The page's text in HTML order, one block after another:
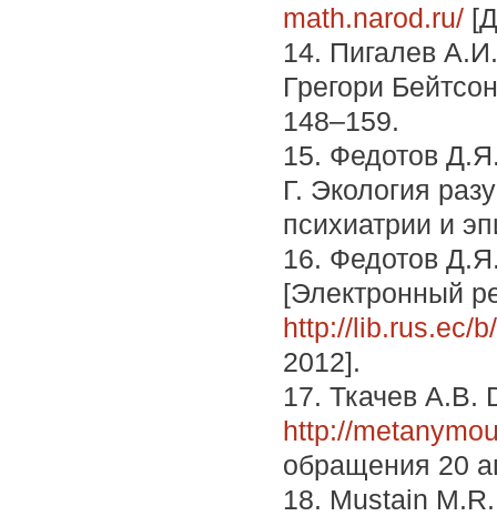
math.narod.ru/
14. Пигалев
Грегори
148–159.
15. Федотов
Г. Экология
психиатрии и
16. Федотов
[Электронный
http://lib.rus.ec/
2012].
17. Ткачев А.В.
http://
обращения 20
18. Mustain